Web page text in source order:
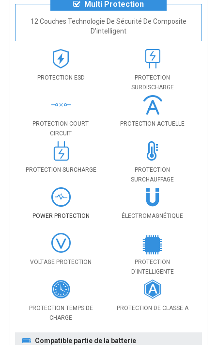
Multi Protection
12 Couches Technologie De Sécurité De Composite
D'intelligent
PROTECTION ESD
PROTECTION
SURDISCHARGE
PROTECTION COURT-
CIRCUIT
PROTECTION ACTUELLE
PROTECTION SURCHARGE
PROTECTION
SURCHAUFFAGE
POWER PROTECTION ÉLECTROMAGNÉTIQUE
VOLTAGE PROTECTION
PROTECTION
D'INTELLIGENTE
PROTECTION TEMPS DE
CHARGE
PROTECTION DE CLASSE A
Compatible partie de la batterie